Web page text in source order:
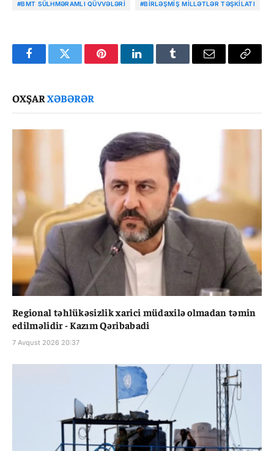
#BMT SÜLHMƏRAMLI QÜVVƏLƏRI #BIRLƏŞMIŞ MILLƏTLƏR TƏŞKILATI
FacebookTwitter PinterestLinkedInTumblr Email
Copy
OXŞARXƏBƏRƏR
Regional təhlükəsizlik xarici müdaxilə olmadan təmin
edilməlidir - Kazım Qəribabadi
7 Avqust 2026 20:37